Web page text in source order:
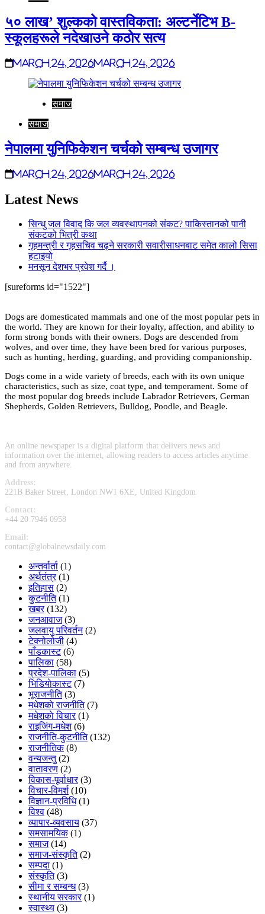
५० लाख’ शुल्कको वास्तविकता: अल्टर्नेटिभ B-
स्कूलहरूले नदेखाउने कठोर सत्य
March 24, 2026March 24, 2026
समाज
समाज
नेपालमा युनिफिकेशन चर्चको सम्बन्ध उजागर
March 24, 2026March 24, 2026
Latest News
सिन्धु जल विवाद कि जल व्यवस्थापनको संकट? पाकिस्तानको पानी
संकटको भित्री कथा
गृहमन्त्री र गृहसचिव चढ्ने सरकारी सवारीसाधनबाट समेत कालो सिसा
हटाइयो
मनसून देशभर प्रवेश गर्दै ।
[sureforms id="1522"]
Dogs are domesticated mammals and one of the most popular pets in
the world. They are known for their loyalty, affection, and ability to
form strong bonds with their owners. Dogs are descended from
wolves, and over time, they have been bred for various purposes,
such as hunting, herding, guarding, and providing companionship.
Dogs come in a wide variety of breeds, each with its own unique
characteristics, such as size, coat type, and temperament. Some of
the most popular dog breeds include Labrador Retrievers, German
Shepherds, Golden Retrievers, Bulldog, Poodle, and Beagle.
An online newspaper is a digital platform that delivers news and
information over the internet, allowing readers to access articles anytime
and from anywhere.
Address:
221B Baker Street, London NW1 6XE, United Kingdom
Contact:
+44 20 7946 0958
Email:
contact@globalnewsdaily.com
अन्तर्वार्ता (1)
अर्थतंत्र(1)
इतिहास (2)
कुटनीति(1)
खबर(132)
जनआवाज(3)
जलवायु परिवर्तन(2)
टेक्नोलोजी (4)
पाँडकास्ट(6)
पालिका (58)
प्रदेश-पालिका (5)
भिडियाेकास्ट(7)
भूराजनीति(3)
मधेशकाे राजनीति(7)
मधेशकाे विचार(1)
राइजिंग-मधेश(6)
राजनीति-कुटनीति(132)
राजनीतिक(8)
वन्यजन्तु(2)
वातावरण (2)
विकास-पूर्वाधार(3)
विचार-विमर्श(10)
विज्ञान-प्रविधि(1)
विश्व (48)
व्यापार-व्यवसाय (37)
समसामयिक(1)
समाज(14)
समाज-संस्कृति(2)
सम्पदा (1)
संस्कृति(3)
सीमा र सम्बन्ध(3)
स्थानीय सरकार(1)
स्वास्थ्य (3)